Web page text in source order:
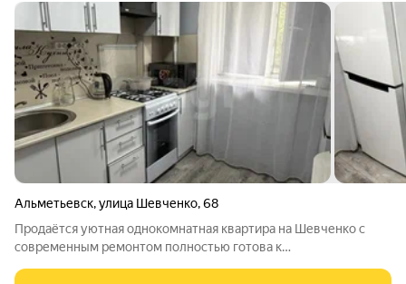
Альметьевск,улица Шевченко,68
Продаётся уютная однокомнатная квартира на Шевченко с
современным ремонтом полностью готова к